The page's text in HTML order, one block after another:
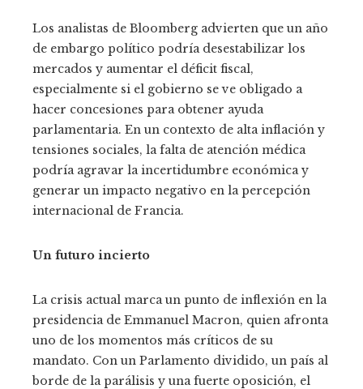
Los analistas de Bloomberg advierten que un año
de embargo político podría desestabilizar los
mercados y aumentar el déficit fiscal,
especialmente si el gobierno se ve obligado a
hacer concesiones para obtener ayuda
parlamentaria. En un contexto de alta inflación y
tensiones sociales, la falta de atención médica
podría agravar la incertidumbre económica y
generar un impacto negativo en la percepción
internacional de Francia.
Un futuro incierto
La crisis actual marca un punto de inflexión en la
presidencia de Emmanuel Macron, quien afronta
uno de los momentos más críticos de su
mandato. Con un Parlamento dividido, un país al
borde de la parálisis y una fuerte oposición, el